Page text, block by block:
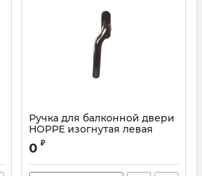
Ручка для балконной двери
HOPPE изогнутая левая
корич.
Артикул:
0 ₽